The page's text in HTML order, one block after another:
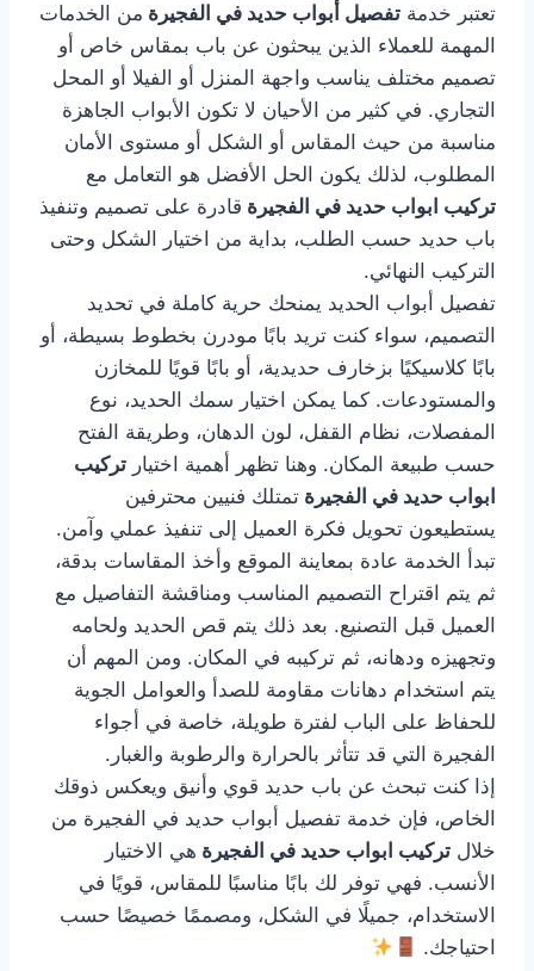
تعتبر خدمة تفصيل أبواب حديد في الفجيرة من الخدمات
المهمة للعملاء الذين يبحثون عن باب بمقاس خاص أو
تصميم مختلف يناسب واجهة المنزل أو الفيلا أو المحل
التجاري. في كثير من الأحيان لا تكون الأبواب الجاهزة
مناسبة من حيث المقاس أو الشكل أو مستوى الأمان
المطلوب، لذلك يكون الحل الأفضل هو التعامل مع
تركيب ابواب حديد في الفجيرة قادرة على تصميم وتنفيذ
باب حديد حسب الطلب، بداية من اختيار الشكل وحتى
التركيب النهائي.
تفصيل أبواب الحديد يمنحك حرية كاملة في تحديد
التصميم، سواء كنت تريد بابًا مودرن بخطوط بسيطة، أو
بابًا كلاسيكيًا بزخارف حديدية، أو بابًا قويًا للمخازن
والمستودعات. كما يمكن اختيار سمك الحديد، نوع
المفصلات، نظام القفل، لون الدهان، وطريقة الفتح
حسب طبيعة المكان. وهنا تظهر أهمية اختيار تركيب
ابواب حديد في الفجيرة تمتلك فنيين محترفين
يستطيعون تحويل فكرة العميل إلى تنفيذ عملي وآمن.
تبدأ الخدمة عادة بمعاينة الموقع وأخذ المقاسات بدقة،
ثم يتم اقتراح التصميم المناسب ومناقشة التفاصيل مع
العميل قبل التصنيع. بعد ذلك يتم قص الحديد ولحامه
وتجهيزه ودهانه، ثم تركيبه في المكان. ومن المهم أن
يتم استخدام دهانات مقاومة للصدأ والعوامل الجوية
للحفاظ على الباب لفترة طويلة، خاصة في أجواء
الفجيرة التي قد تتأثر بالحرارة والرطوبة والغبار.
إذا كنت تبحث عن باب حديد قوي وأنيق ويعكس ذوقك
الخاص، فإن خدمة تفصيل أبواب حديد في الفجيرة من
خلال تركيب ابواب حديد في الفجيرة هي الاختيار
الأنسب. فهي توفر لك بابًا مناسبًا للمقاس، قويًا في
الاستخدام، جميلًا في الشكل، ومصممًا خصيصًا حسب
احتياجك.